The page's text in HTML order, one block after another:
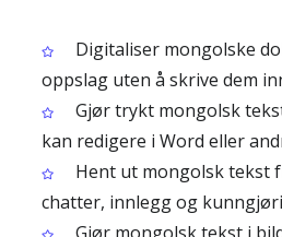
Digitaliser mongolske
oppslag uten å skrive dem
Gjør trykt mongolsk
kan redigere i Word eller
Hent ut mongolsk tekst
chatter, innlegg og